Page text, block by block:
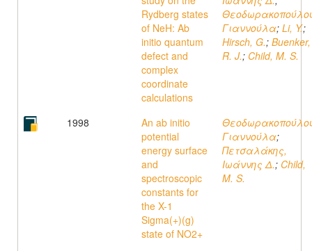
Rydberg states
of NeH: Ab
initio quantum
defect and
complex
coordinate
calculations
Γιαννούλα; Li, Y.;
Hirsch, G.; Buenker,
R. J.; Child, M. S.
1998
An ab initio
potential
energy surface
and
spectroscopic
constants for
the X-1
Sigma(+)(g)
state of NO2+
Γιαννούλα;
Πετσαλάκης,
Ιωάννης Δ.; Child,
M. S.